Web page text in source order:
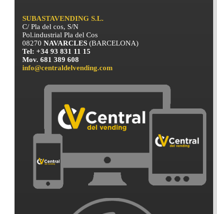
SUBASTAVENDING S.L.
C/ Pla del cos, S/N
Pol.industrial Pla del Cos
08270NAVARCLES(BARCELONA)
Tel: +34 93 831 11 15
Mov. 681 389 608
info@centraldelvending.com